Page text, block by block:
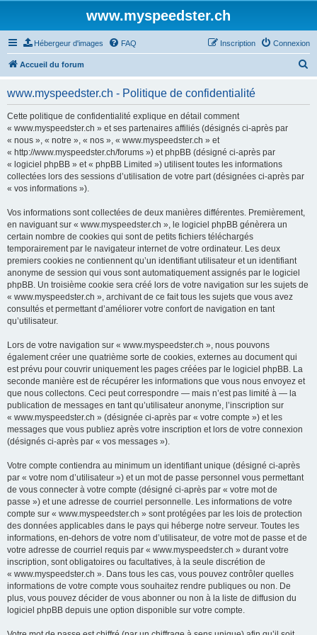
www.myspeedster.ch
Hébergeur d'images FAQ Connexion
Inscription
Accueil du forum
www.myspeedster.ch - Politique de confidentialité
Cette politique de confidentialité explique en détail comment
« www.myspeedster.ch » et ses partenaires affiliés (désignés ci-après par
« nous », « notre », « nos », « www.myspeedster.ch » et
« http://www.myspeedster.ch/forums ») et phpBB (désigné ci-après par
« logiciel phpBB » et « phpBB Limited ») utilisent toutes les informations
collectées lors des sessions d’utilisation de votre part (désignées ci-après par
« vos informations »).
Vos informations sont collectées de deux manières différentes. Premièrement,
en naviguant sur « www.myspeedster.ch », le logiciel phpBB génèrera un
certain nombre de cookies qui sont de petits fichiers téléchargés
temporairement par le navigateur internet de votre ordinateur. Les deux
premiers cookies ne contiennent qu’un identifiant utilisateur et un identifiant
anonyme de session qui vous sont automatiquement assignés par le logiciel
phpBB. Un troisième cookie sera créé lors de votre navigation sur les sujets de
« www.myspeedster.ch », archivant de ce fait tous les sujets que vous avez
consultés et permettant d’améliorer votre confort de navigation en tant
qu’utilisateur.
Lors de votre navigation sur « www.myspeedster.ch », nous pouvons
également créer une quatrième sorte de cookies, externes au document qui
est prévu pour couvrir uniquement les pages créées par le logiciel phpBB. La
seconde manière est de récupérer les informations que vous nous envoyez et
que nous collectons. Ceci peut correspondre — mais n’est pas limité à — la
publication de messages en tant qu’utilisateur anonyme, l’inscription sur
« www.myspeedster.ch » (désignée ci-après par « votre compte ») et les
messages que vous publiez après votre inscription et lors de votre connexion
(désignés ci-après par « vos messages »).
Votre compte contiendra au minimum un identifiant unique (désigné ci-après
par « votre nom d’utilisateur ») et un mot de passe personnel vous permettant
de vous connecter à votre compte (désigné ci-après par « votre mot de
passe ») et une adresse de courriel personnelle. Les informations de votre
compte sur « www.myspeedster.ch » sont protégées par les lois de protection
des données applicables dans le pays qui héberge notre serveur. Toutes les
informations, en-dehors de votre nom d’utilisateur, de votre mot de passe et de
votre adresse de courriel requis par « www.myspeedster.ch » durant votre
inscription, sont obligatoires ou facultatives, à la seule discrétion de
« www.myspeedster.ch ». Dans tous les cas, vous pouvez contrôler quelles
informations de votre compte vous souhaitez rendre publiques ou non. De
plus, vous pouvez décider de vous abonner ou non à la liste de diffusion du
logiciel phpBB depuis une option disponible sur votre compte.